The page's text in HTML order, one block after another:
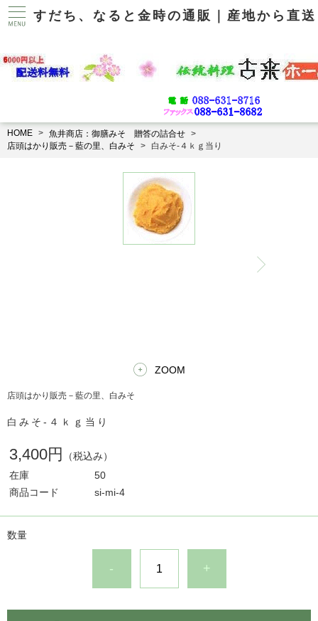
すだち、なると金時の通販｜産地から直
HOME
魚井商店：御膳みそ 贈答の詰合せ
店頭はかり販売－藍の里、白みそ
白みそ-４ｋｇ当り
ZOOM
店頭はかり販売－藍の里、白みそ
白みそ-４ｋｇ当り
3,400円
（税込み）
在庫
50
商品コード
si-mi-4
数量
- +